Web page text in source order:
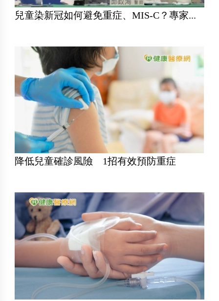
兒童染新冠如何避免重症、MIS-C？專家...
降低兒童確診風險 1招有效預防重症